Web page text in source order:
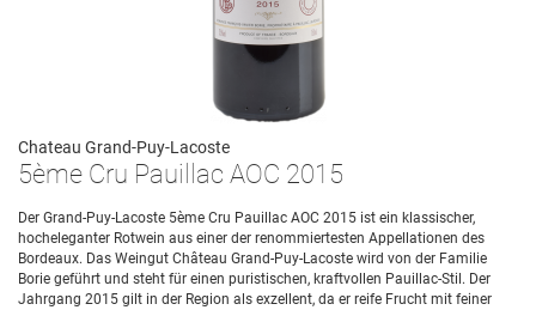
Chateau Grand-Puy-Lacoste
5ème Cru Pauillac AOC 2015
Der Grand-Puy-Lacoste 5ème Cru Pauillac AOC 2015 ist ein klassischer,
hocheleganter Rotwein aus einer der renommiertesten Appellationen des
Bordeaux. Das Weingut Château Grand-Puy-Lacoste wird von der Familie
Borie geführt und steht für einen puristischen, kraftvollen Pauillac-Stil. Der
Jahrgang 2015 gilt in der Region als exzellent, da er reife Frucht mit feiner